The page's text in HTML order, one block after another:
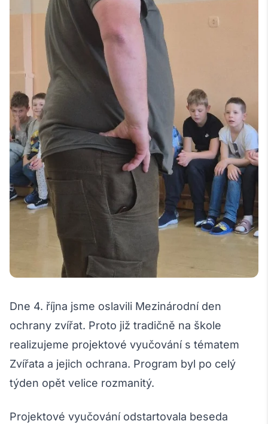
Dne 4. října jsme oslavili Mezinárodní den
ochrany zvířat. Proto již tradičně na škole
realizujeme projektové vyučování s tématem
Zvířata a jejich ochrana. Program byl po celý
týden opět velice rozmanitý.
Projektové vyučování odstartovala beseda